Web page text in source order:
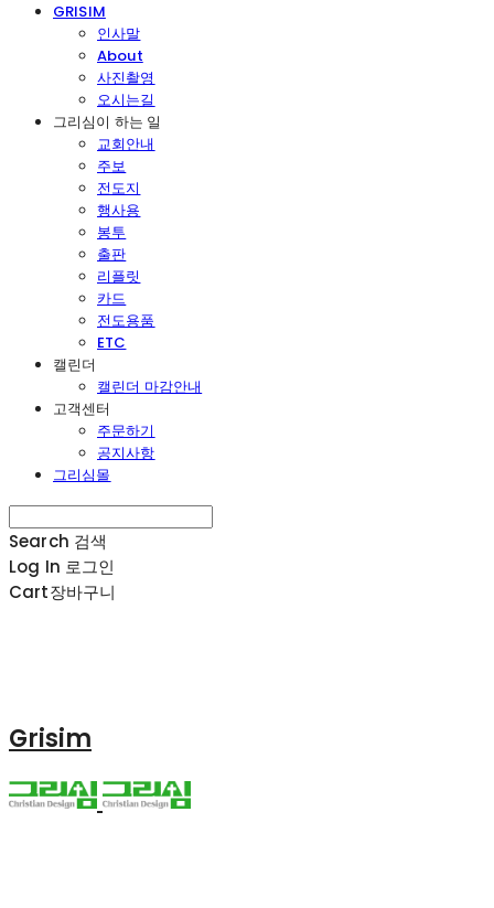
GRISIM
인사말
About
사진촬영
오시는길
그리심이 하는 일
교회안내
주보
전도지
행사용
봉투
출판
리플릿
카드
전도용품
ETC
캘린더
캘린더 마감안내
고객센터
주문하기
공지사항
그리심몰
Search 검색
Log In 로그인
Cart장바구니
Grisim